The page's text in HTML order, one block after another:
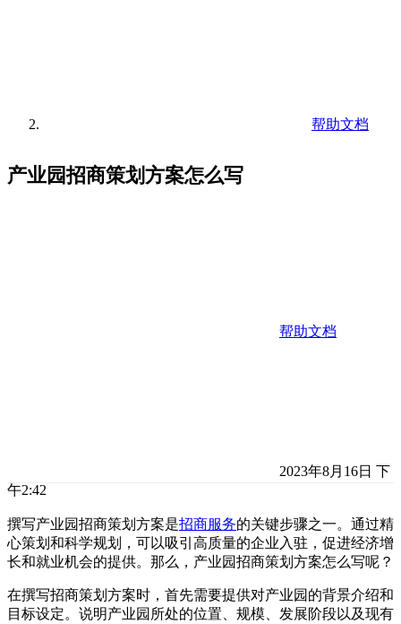
帮助文档
产业园招商策划方案怎么写
帮助文档
2023年8月16日 下
午2:42
撰写产业园招商策划方案是招商服务的关键步骤之一。通过精
心策划和科学规划，可以吸引高质量的企业入驻，促进经济增
长和就业机会的提供。那么，产业园招商策划方案怎么写呢？
在撰写招商策划方案时，首先需要提供对产业园的背景介绍和
目标设定。说明产业园所处的位置、规模、发展阶段以及现有